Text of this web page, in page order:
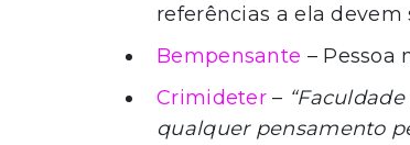
referências a ela devem
Bempensante – Pessoa
Crimideter –
qualquer pensamento